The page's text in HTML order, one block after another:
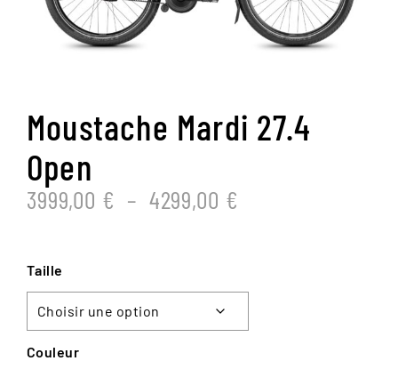
Moustache Mardi 27.4
Open
3999,00 € – 4299,00 €
À
4299,00 €
Taille
Couleur